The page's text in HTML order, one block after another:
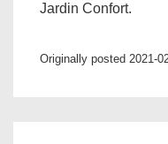
Jardin Confort.
Originally posted 2021-